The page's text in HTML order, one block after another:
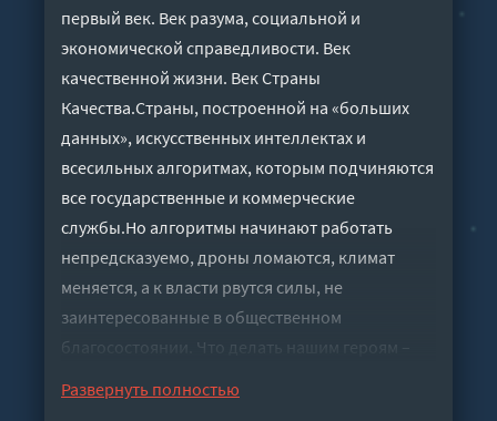
первый век. Век разума, социальной и
экономической справедливости. Век
качественной жизни. Век Страны
Качества.Страны, построенной на «больших
данных», искусственных интеллектах и
всесильных алгоритмах, которым подчиняются
все государственные и коммерческие
службы.Но алгоритмы начинают работать
непредсказуемо, дроны ломаются, климат
меняется, а к власти рвутся силы, не
заинтересованные в общественном
благосостоянии. Что делать нашим героям –
Каллиопе 7.3 и Айше Доктору?Юмористическая
Развернуть полностью